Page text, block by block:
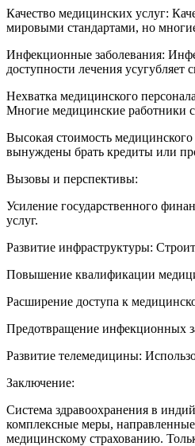
Качество медицинских услуг:
мировыми стандартами, но
Инфекционные заболевания:
доступности лечения усугубляет
Нехватка медицинского
Многие медицинские работники
Высокая стоимость
вынуждены брать кредиты или
Вызовы и перспективы:
Усиление государственного
услуг.
Развитие инфраструктуры:
Повышение квалификации
Расширение доступа к
Предотвращение инфекционных
Развитие телемедицины:
Заключение:
Система здравоохранения в
комплексные меры,
медицинскому страхованию.